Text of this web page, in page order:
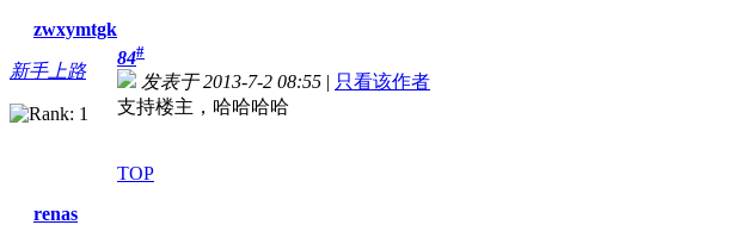
zwxymtgk
新手上路
84#
发表于 2013-7-2 08:55 | 只看该作者
支持楼主，哈哈哈哈
TOP
renas